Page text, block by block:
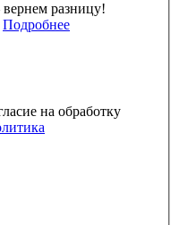
разницу!
Подробнее
на обработку